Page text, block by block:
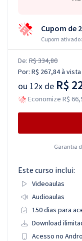
Cupom de
Cupom ativado:
De: R$ 334,80
Por: R$ 267,84à vista
ou 12x de R$
Economize R$
Garantia
Este curso inclui:
Videoaulas
Audioaulas
150 dias para
Download
Acesso no